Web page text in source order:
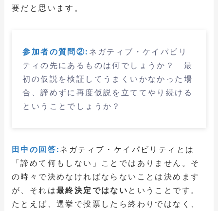
要だと思います。
参加者の質問②: ネガティブ・ケイパビリ
ティの先にあるものは何でしょうか？ 最
初の仮説を検証してうまくいかなかった場
合、諦めずに再度仮説を立ててやり続ける
ということでしょうか？
田中の回答:ネガティブ・ケイパビリティとは
「諦めて何もしない」ことではありません。そ
の時々で決めなければならないことは決めます
が、それは最終決定ではないということです。
たとえば、選挙で投票したら終わりではなく、